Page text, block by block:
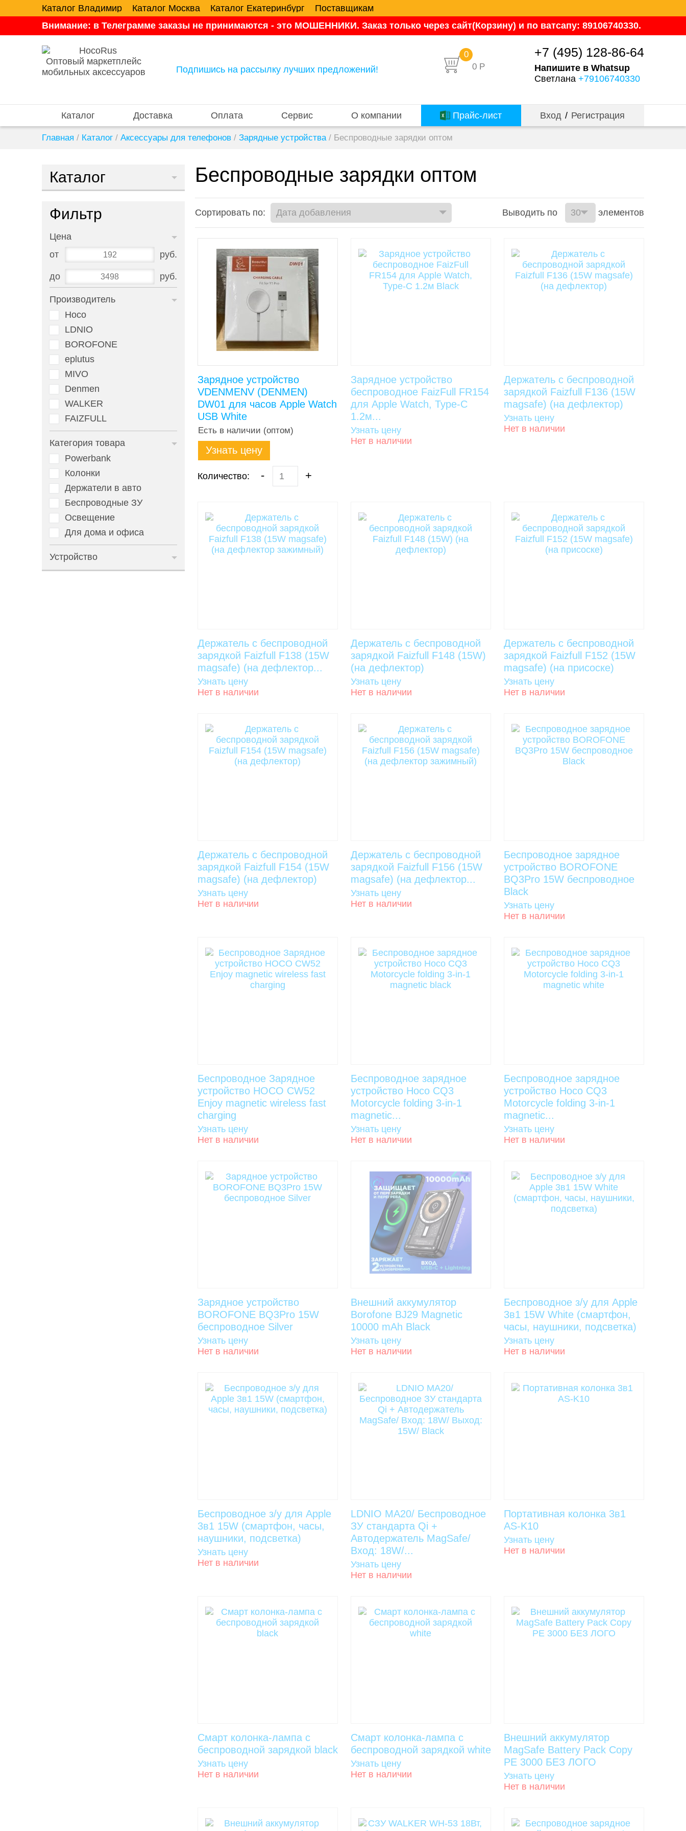
Каталог Владимир Каталог Москва Каталог Екатеринбург
Поставщикам
Внимание: в Телеграмме заказы не принимаются - это МОШЕННИКИ. Заказ только через сайт(Корзину) и по ватсапу: 89106740330.
Оптовый маркетплейс
мобильных аксессуаров
Подпишись на рассылку лучших предложений! 0 Р
0 +7 (495) 128-86-64
Напишите в Whatsup
Светлана +79106740330
Каталог Доставка Оплата Сервис О компании Прайс-лист Вход / Регистрация
Главная / Каталог / Аксессуары для телефонов / Зарядные устройства / Беспроводные зарядки оптом
Беспроводные зарядки оптом
Сортировать по: Выводить по элементов
Зарядное устройство
VDENMENV (DENMEN)
DW01 для часов Apple Watch
USB White
Есть в наличии (оптом)
Узнать цену
Количество: - +
Зарядное устройство
беспроводное FaizFull FR154
для Apple Watch, Type-C
1.2м...
Узнать цену
Нет в наличии
Держатель с беспроводной
зарядкой Faizfull F136 (15W
magsafe) (на дефлектор)
Узнать цену
Нет в наличии
Держатель с беспроводной
зарядкой Faizfull F138 (15W
magsafe) (на дефлектор...
Узнать цену
Нет в наличии
Держатель с беспроводной
зарядкой Faizfull F148 (15W)
(на дефлектор)
Узнать цену
Нет в наличии
Держатель с беспроводной
зарядкой Faizfull F152 (15W
magsafe) (на присоске)
Узнать цену
Нет в наличии
Держатель с беспроводной
зарядкой Faizfull F154 (15W
magsafe) (на дефлектор)
Узнать цену
Нет в наличии
Держатель с беспроводной
зарядкой Faizfull F156 (15W
magsafe) (на дефлектор...
Узнать цену
Нет в наличии
Беспроводное зарядное
устройство BOROFONE
BQ3Pro 15W беспроводное
Black
Узнать цену
Нет в наличии
Беспроводное Зарядное
устройство HOCO CW52
Enjoy magnetic wireless fast
charging
Узнать цену
Нет в наличии
Беспроводное зарядное
устройство Hoco CQ3
Motorcycle folding 3-in-1
magnetic...
Узнать цену
Нет в наличии
Беспроводное зарядное
устройство Hoco CQ3
Motorcycle folding 3-in-1
magnetic...
Узнать цену
Нет в наличии
Зарядное устройство
BOROFONE BQ3Pro 15W
беспроводное Silver
Узнать цену
Нет в наличии
Внешний аккумулятор
Borofone BJ29 Magnetic
10000 mAh Black
Узнать цену
Нет в наличии
Беспроводное з/у для Apple
3в1 15W White (смартфон,
часы, наушники, подсветка)
Узнать цену
Нет в наличии
Беспроводное з/у для Apple
3в1 15W (смартфон, часы,
наушники, подсветка)
Узнать цену
Нет в наличии
LDNIO MA20/ Беспроводное
ЗУ стандарта Qi +
Автодержатель MagSafe/
Вход: 18W/...
Узнать цену
Нет в наличии
Портативная колонка 3в1
AS-K10
Узнать цену
Нет в наличии
Смарт колонка-лампа с
беспроводной зарядкой black
Узнать цену
Нет в наличии
Смарт колонка-лампа с
беспроводной зарядкой white
Узнать цену
Нет в наличии
Внешний аккумулятор
MagSafe Battery Pack Copy
PE 3000 БЕЗ ЛОГО
Узнать цену
Нет в наличии
Каталог
Фильтр
Цена
от
руб.
до руб.
Производитель
Hoco
LDNIO
BOROFONE
eplutus
MIVO
Denmen
WALKER
FAIZFULL
Категория товара
Powerbank
Колонки
Держатели в авто
Беспроводные ЗУ
Освещение
Для дома и офиса
Устройство